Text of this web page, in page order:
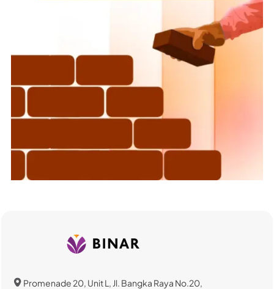
Promenade 20, Unit L, Jl. Bangka Raya No.20,